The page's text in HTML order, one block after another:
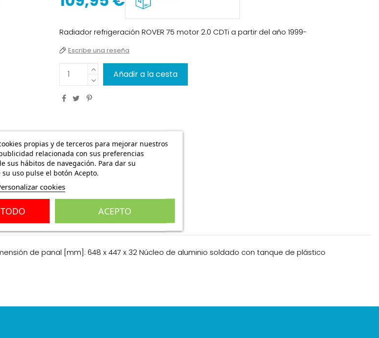
Radiador refrigeración ROVER 75 motor 2.0 CDTi a partir del año 1999-
Escribe una reseña
Añadir a la cesta
de panal [mm]: 648 x 447 x 32 Núcleo de aluminio soldado con tanque de plástico
propias y de terceros para mejorar nuestros
relacionada con sus preferencias
sus hábitos de navegación. Para dar su
uso pulse el botón Acepto.
cookies
ACEPTO